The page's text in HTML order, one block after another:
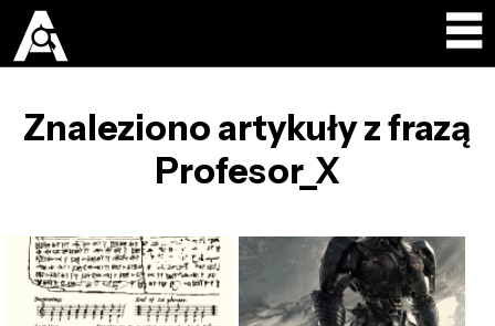
Znaleziono artykuły z frazą
Profesor_X